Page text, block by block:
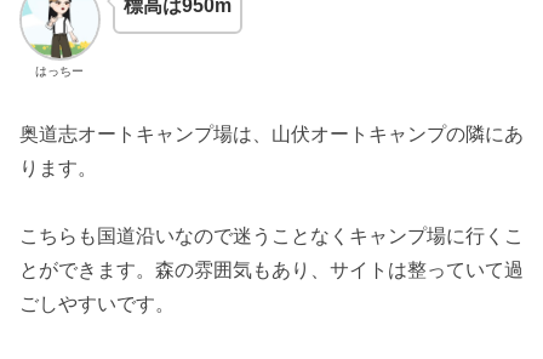
はっちー
標高は950m
奥道志オートキャンプ場は、山伏オートキャンプの隣にあ
ります。
こちらも国道沿いなので迷うことなくキャンプ場に行くこ
とができます。森の雰囲気もあり、サイトは整っていて過
ごしやすいです。